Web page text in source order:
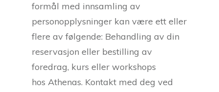
formål med innsamling av
personopplysninger kan være ett eller
flere av følgende: Behandling av din
reservasjon eller bestilling av
foredrag, kurs eller workshops
hos Athenas. Kontakt med deg ved